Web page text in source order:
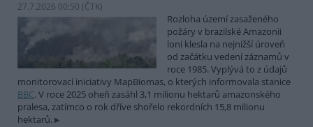
27.7.2026 00:50 (ČTK)
Rozloha území zasaženého
požáry v brazilské Amazonii
loni klesla na nejnižší úroveň
od začátku vedení záznamů v
roce 1985. Vyplývá to z údajů
monitorovací iniciativy MapBiomas, o kterých informovala stanice
BBC. V roce 2025 oheň zasáhl 3,1 milionu hektarů amazonského
pralesa, zatímco o rok dříve shořelo rekordních 15,8 milionu
hektarů.